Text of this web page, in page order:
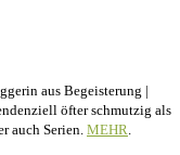
aus Begeisterung |
öfter schmutzig als
auch Serien. MEHR